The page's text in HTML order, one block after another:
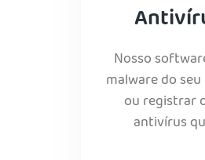
Nosso
malware do
ou registrar
antivírus